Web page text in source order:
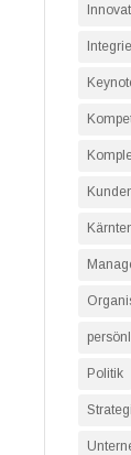
Politik